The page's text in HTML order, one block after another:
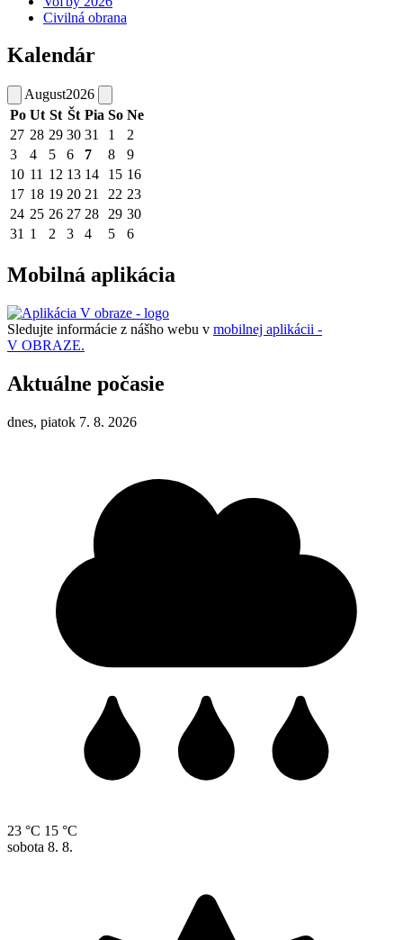
Civilná obrana
Kalendár
August2026
Po Ut St Št Pia So Ne
27 28 29 30 31 1
2
3
4 5 6 7 8
9
10 11 12 13 14 15 16
17 18 19 20 21 22 23
24 25 26 27 28 29 30
31 1 2 3 4 5 6
Mobilná aplikácia
Sledujte informácie z nášho webu v mobilnej aplikácii -
V OBRAZE.
Aktuálne počasie
dnes, piatok 7. 8. 2026
23 °C 15 °C
sobota 8. 8.